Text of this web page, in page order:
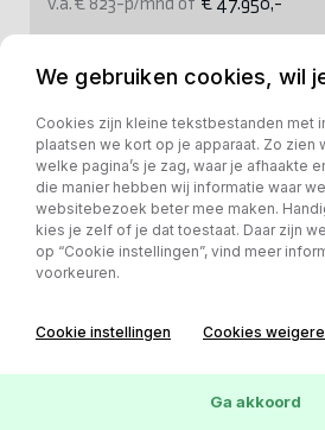
Bekijk deze auto
We gebruiken cookies, wil
Cookies zijn kleine tekstbestanden met
plaatsen we kort op je apparaat. Zo zien
welke pagina’s je zag, waar je afhaakte
die manier hebben wij informatie waar
websitebezoek beter mee maken.
kies je zelf of je dat toestaat. Daar zijn
op “Cookie instellingen”, vind meer
voorkeuren.
Cookie instellingen Cookies
Ga akkoord